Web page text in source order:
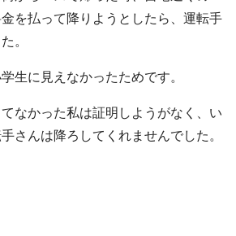
を払って降りようとしたら、運転手
。
生に見えなかったためです。
なかった私は証明しようがなく、い
さんは降ろしてくれませんでした。